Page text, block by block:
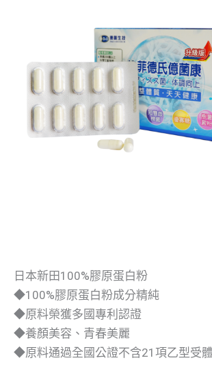
日本新田100%膠原蛋白粉
◆100%膠原蛋白粉成分精純
◆原料榮獲多國專利認證
◆養顏美容、青春美麗
◆原料通過全國公證不含21項乙型受體